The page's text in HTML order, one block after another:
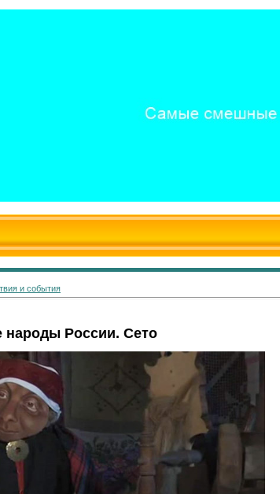
и события
народы России. Сето